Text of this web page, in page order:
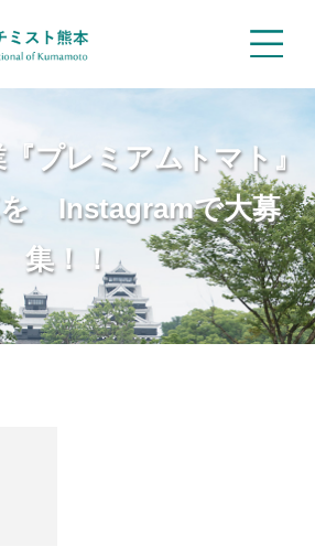
プレミアムトマト』
を Instagramで大募
集！！